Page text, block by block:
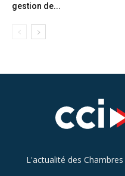
gestion de...
L'actualité des